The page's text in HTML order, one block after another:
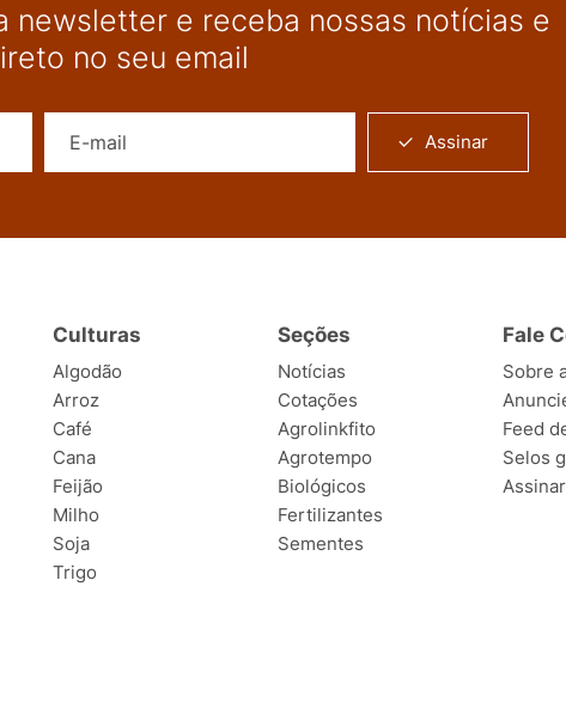
newsletter e receba nossas notícias e
no seu email
Assinar
Culturas
Algodão
Arroz
Café
Cana
Feijão
Milho
Soja
Trigo
Seções
Notícias
Cotações
Agrolinkfito
Agrotempo
Biológicos
Fertilizantes
Sementes
Fale
Sobre
Feed
Selos